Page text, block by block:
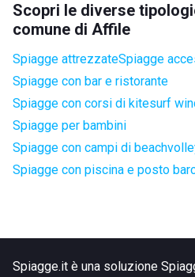
Scopri le diverse
comune di Affile
Spiagge attrezzateSpiagge
Spiagge con bar e ristorante
Spiagge con corsi di kitesurf
Spiagge per bambini
Spiagge con campi di
Spiagge con piscina e posto
Spiagge.it è una soluzione